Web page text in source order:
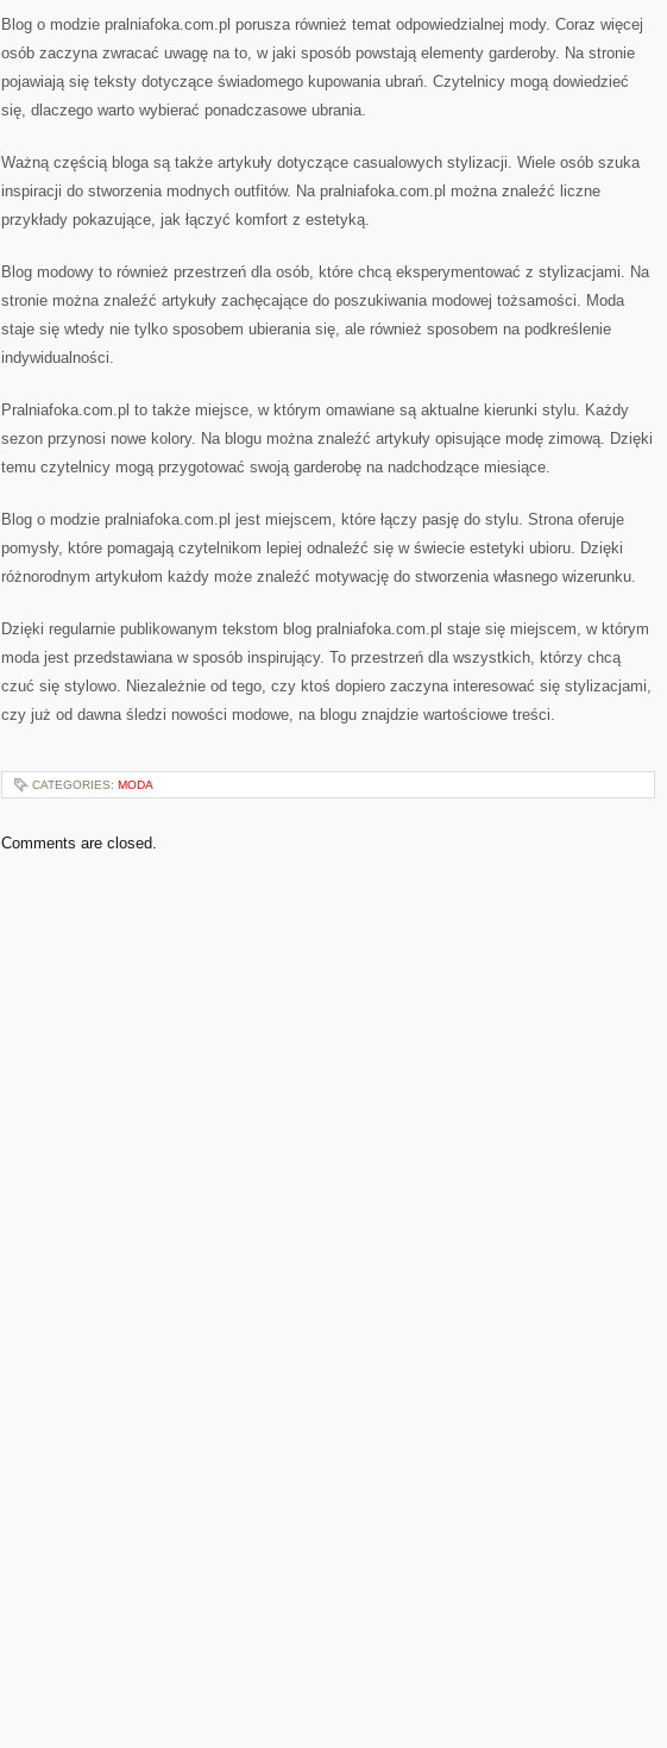
Blog o modzie pralniafoka.com.pl porusza również temat odpowiedzialnej mody. Coraz więcej
osób zaczyna zwracać uwagę na to, w jaki sposób powstają elementy garderoby. Na stronie
pojawiają się teksty dotyczące świadomego kupowania ubrań. Czytelnicy mogą dowiedzieć
się, dlaczego warto wybierać ponadczasowe ubrania.
Ważną częścią bloga są także artykuły dotyczące casualowych stylizacji. Wiele osób szuka
inspiracji do stworzenia modnych outfitów. Na pralniafoka.com.pl można znaleźć liczne
przykłady pokazujące, jak łączyć komfort z estetyką.
Blog modowy to również przestrzeń dla osób, które chcą eksperymentować z stylizacjami. Na
stronie można znaleźć artykuły zachęcające do poszukiwania modowej tożsamości. Moda
staje się wtedy nie tylko sposobem ubierania się, ale również sposobem na podkreślenie
indywidualności.
Pralniafoka.com.pl to także miejsce, w którym omawiane są aktualne kierunki stylu. Każdy
sezon przynosi nowe kolory. Na blogu można znaleźć artykuły opisujące modę zimową. Dzięki
temu czytelnicy mogą przygotować swoją garderobę na nadchodzące miesiące.
Blog o modzie pralniafoka.com.pl jest miejscem, które łączy pasję do stylu. Strona oferuje
pomysły, które pomagają czytelnikom lepiej odnaleźć się w świecie estetyki ubioru. Dzięki
różnorodnym artykułom każdy może znaleźć motywację do stworzenia własnego wizerunku.
Dzięki regularnie publikowanym tekstom blog pralniafoka.com.pl staje się miejscem, w którym
moda jest przedstawiana w sposób inspirujący. To przestrzeń dla wszystkich, którzy chcą
czuć się stylowo. Niezależnie od tego, czy ktoś dopiero zaczyna interesować się stylizacjami,
czy już od dawna śledzi nowości modowe, na blogu znajdzie wartościowe treści.
CATEGORIES: MODA
Comments are closed.